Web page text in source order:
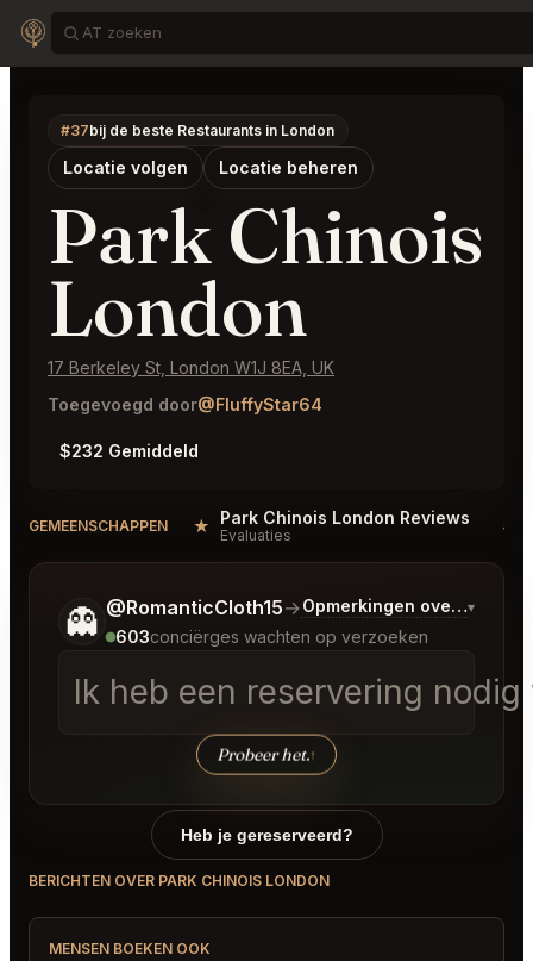
#37bij de beste Restaurants in London
Locatie volgen Locatie beheren
Park Chinois
London
17 Berkeley St, London W1J 8EA, UK
Toegevoegd door@FluffyStar64
$232 Gemiddeld
GEMEENSCHAPPEN ★ Park Chinois London Reviews
Evaluaties #
👻 @RomanticCloth15→Opmerkingen over Laatste
▾
603conciërges wachten op verzoeken
Ik heb een reservering
Probeer het.↑
Vertel me wat je wilt.
Heb je gereserveerd?
BERICHTEN OVER PARK CHINOIS LONDON
MENSEN BOEKEN OOK